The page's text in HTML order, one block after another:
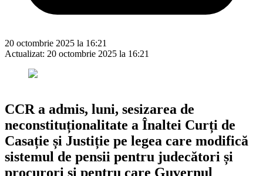
20 octombrie 2025 la 16:21
Actualizat: 20 octombrie 2025 la 16:21
CCR a admis, luni, sesizarea de
neconstituționalitate a Înaltei Curți de
Casație și Justiție pe legea care modifică
sistemul de pensii pentru judecători și
procurori și pentru care Guvernul